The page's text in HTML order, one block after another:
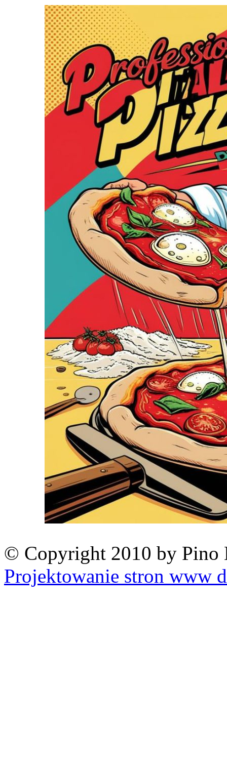
© Copyright 2010 by Pino
Projektowanie stron www